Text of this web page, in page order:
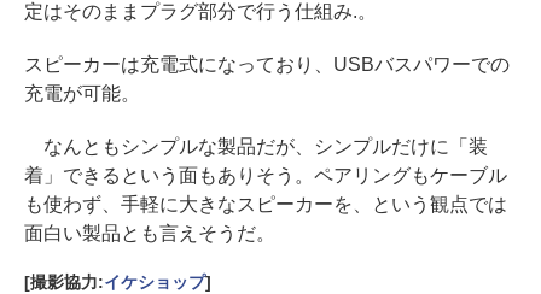
定はそのままプラグ部分で行う仕組み.。
スピーカーは充電式になっており、USBバスパワーでの
充電が可能。
なんともシンプルな製品だが、シンプルだけに「装
着」できるという面もありそう。ペアリングもケーブル
も使わず、手軽に大きなスピーカーを、という観点では
面白い製品とも言えそうだ。
[撮影協力:イケショップ]